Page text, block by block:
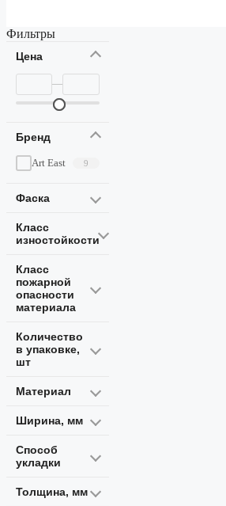
Фильтры
Цена
—
Бренд
Art East 9
Фаска
Класс
изностойкости
Класс
пожарной
опасности
материала
Количество
в упаковке,
шт
Материал
Ширина, мм
Способ
укладки
Толщина, мм